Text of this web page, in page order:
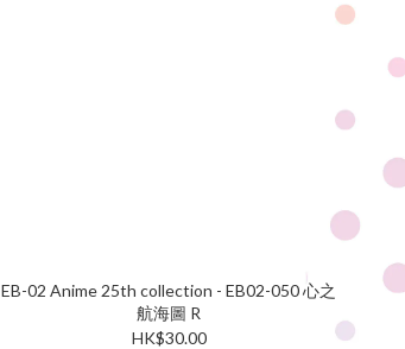
EB-02 Anime 25th collection - EB02-050 心之
航海圖 R
HK$30.00